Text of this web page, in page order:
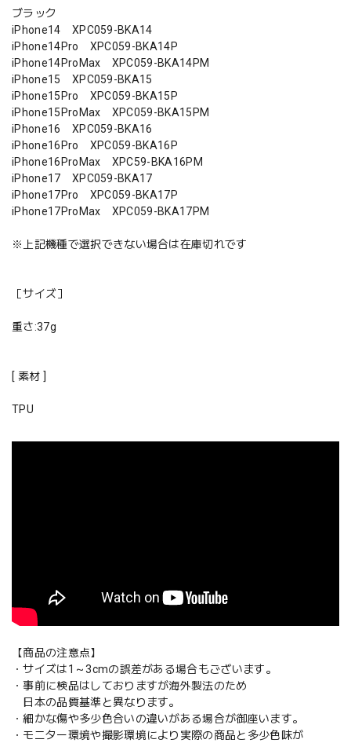
ブラック
iPhone14 XPC059-BKA14
iPhone14Pro XPC059-BKA14P
iPhone14ProMax XPC059-BKA14PM
iPhone15 XPC059-BKA15
iPhone15Pro XPC059-BKA15P
iPhone15ProMax XPC059-BKA15PM
iPhone16 XPC059-BKA16
iPhone16Pro XPC059-BKA16P
iPhone16ProMax XPC59-BKA16PM
iPhone17 XPC059-BKA17
iPhone17Pro XPC059-BKA17P
iPhone17ProMax XPC059-BKA17PM
※上記機種で選択できない場合は在庫切れです
［サイズ］
重さ:37g
[ 素材 ]
TPU
【商品の注意点】
・サイズは1～3cmの誤差がある場合もございます。
・事前に検品はしておりますが海外製法のため
日本の品質基準と異なります。
・細かな傷や多少色合いの違いがある場合が御座います。
・モニター環境や撮影環境により実際の商品と多少色味が